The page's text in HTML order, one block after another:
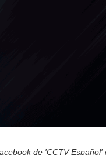
de 'CCTV Español'